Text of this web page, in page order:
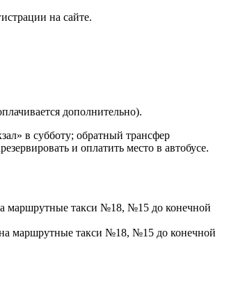
на сайте.
дополнительно).
в субботу; обратный трансфер
и оплатить место в автобусе.
маршрутные такси №18, №15 до конечной
маршрутные такси №18, №15 до конечной